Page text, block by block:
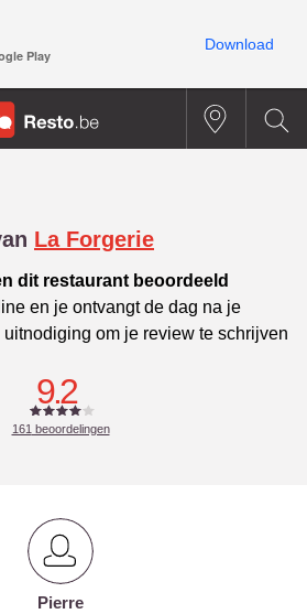
La Forgerie
dit restaurant beoordeeld
en je ontvangt de dag na je
om je review te schrijven
9.2
161 beoordelingen
Pierre
Play
Download